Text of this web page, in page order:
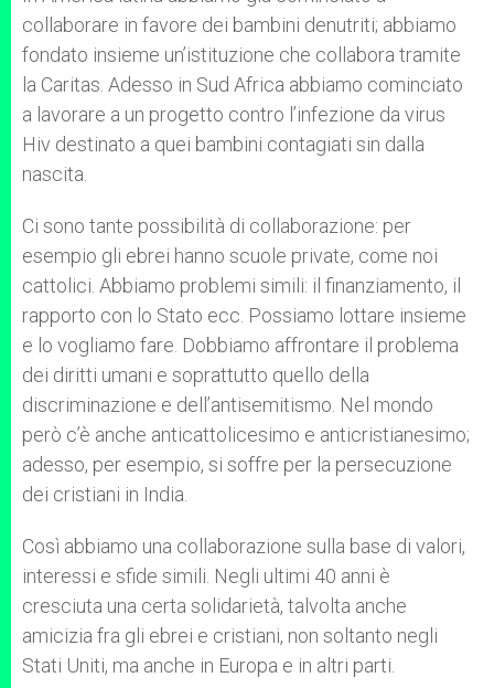
collaborare in favore dei bambini denutriti; abbiamo
fondato insieme un’istituzione che collabora tramite
la Caritas. Adesso in Sud Africa abbiamo cominciato
a lavorare a un progetto contro l’infezione da virus
Hiv destinato a quei bambini contagiati sin dalla
nascita.
Ci sono tante possibilità di collaborazione: per
esempio gli ebrei hanno scuole private, come noi
cattolici. Abbiamo problemi simili: il finanziamento, il
rapporto con lo Stato ecc. Possiamo lottare insieme
e lo vogliamo fare. Dobbiamo affrontare il problema
dei diritti umani e soprattutto quello della
discriminazione e dell’antisemitismo. Nel mondo
però c’è anche anticattolicesimo e anticristianesimo;
adesso, per esempio, si soffre per la persecuzione
dei cristiani in India.
Così abbiamo una collaborazione sulla base di valori,
interessi e sfide simili. Negli ultimi 40 anni è
cresciuta una certa solidarietà, talvolta anche
amicizia fra gli ebrei e cristiani, non soltanto negli
Stati Uniti, ma anche in Europa e in altri parti.